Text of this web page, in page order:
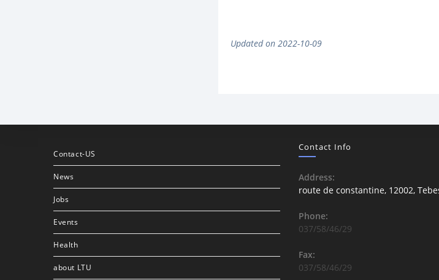
Updated on 2022-10-09
Contact-US
News
Jobs
Events
Health
about LTU
Contact Info
Address:
route de constantine, 12002,
Phone:
037/58/46/29
Fax:
037/58/46/29